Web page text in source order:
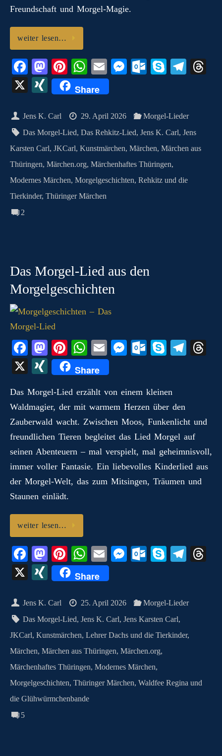
Freundschaft und Morgel‑Magie.
weiter lesen…
Fa
ce
bo
ok
M
as
to
do
n
Pi
nt
er
es
t
W
ha
ts
A
pp
E
m
ail
M
ng
er
O
ok
.c
o
m
S
Te
a
m
X
X
N
G
Share
Jens K. Carl 29. April 2026
Morgel-Lieder
Das Morgel-Lied,Das Rehkitz-Lied,Jens K. Carl,Jens
Karsten Carl, JKCarl, Kunstmärchen, Märchen, Märchen aus
Thüringen, Märchen.org, Märchenhaftes Thüringen,
Modernes Märchen, Morgelgeschichten, Rehkitz und die
Tierkinder, Thüringer Märchen
2
Das Morgel-Lied aus den
Morgelgeschichten
Fa
ce
bo
ok
M
as
to
do
n
Pi
nt
er
es
t
W
ha
ts
A
pp
E
m
ail
M
ng
er
O
ok
.c
o
m
S
Te
X
X
N
G
Share
Das Morgel‑Lied erzählt von einem kleinen
Waldmagier, der mit warmem Herzen über den
Zauberwald wacht. Zwischen Moos, Funkenlicht und
freundlichen Tieren begleitet das Lied Morgel auf
seinen Abenteuern – mal verspielt, mal geheimnisvoll,
immer voller Fantasie. Ein liebevolles Kinderlied aus
der Morgel‑Welt, das zum Mitsingen, Träumen und
Staunen einlädt.
weiter lesen…
Fa
ce
bo
ok
M
as
to
do
n
Pi
nt
er
es
t
W
ha
ts
A
pp
E
m
ail
M
ng
er
O
ok
.c
o
m
S
Te
a
X
X
N
G
Share
Jens K. Carl 25. April 2026
Morgel-Lieder
Das Morgel-Lied,Jens K. Carl,Jens Karsten Carl,
JKCarl, Kunstmärchen, Lehrer Dachs und die Tierkinder,
Märchen, Märchen aus Thüringen, Märchen.org,
Märchenhaftes Thüringen, Modernes Märchen,
Morgelgeschichten, Thüringer Märchen, Waldfee Regina und
die Glühwürmchenbande
5